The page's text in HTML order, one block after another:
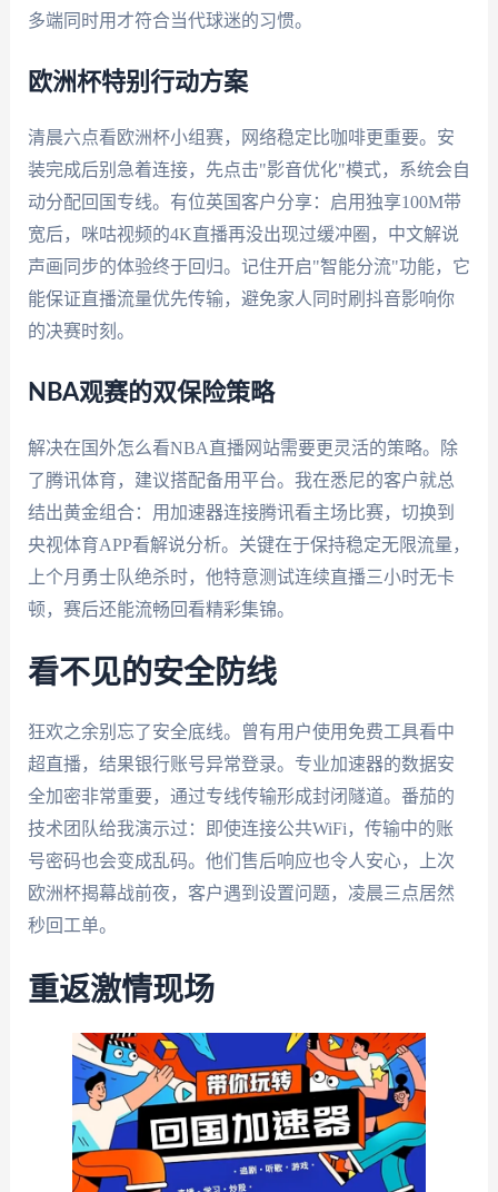
多端同时用才符合当代球迷的习惯。
欧洲杯特别行动方案
清晨六点看欧洲杯小组赛，网络稳定比咖啡更重要。安
装完成后别急着连接，先点击"影音优化"模式，系统会自
动分配回国专线。有位英国客户分享：启用独享100M带
宽后，咪咕视频的4K直播再没出现过缓冲圈，中文解说
声画同步的体验终于回归。记住开启"智能分流"功能，它
能保证直播流量优先传输，避免家人同时刷抖音影响你
的决赛时刻。
NBA观赛的双保险策略
解决在国外怎么看NBA直播网站需要更灵活的策略。除
了腾讯体育，建议搭配备用平台。我在悉尼的客户就总
结出黄金组合：用加速器连接腾讯看主场比赛，切换到
央视体育APP看解说分析。关键在于保持稳定无限流量，
上个月勇士队绝杀时，他特意测试连续直播三小时无卡
顿，赛后还能流畅回看精彩集锦。
看不见的安全防线
狂欢之余别忘了安全底线。曾有用户使用免费工具看中
超直播，结果银行账号异常登录。专业加速器的数据安
全加密非常重要，通过专线传输形成封闭隧道。番茄的
技术团队给我演示过：即使连接公共WiFi，传输中的账
号密码也会变成乱码。他们售后响应也令人安心，上次
欧洲杯揭幕战前夜，客户遇到设置问题，凌晨三点居然
秒回工单。
重返激情现场